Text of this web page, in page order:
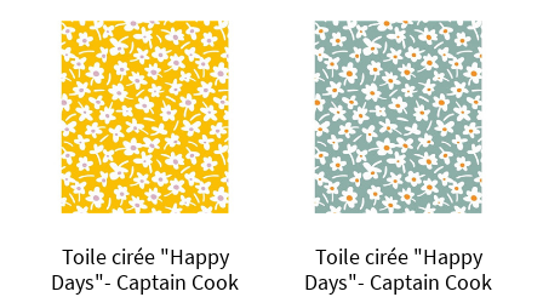
Toile cirée "Happy
Days"- Captain Cook
Toile cirée "Happy
Days"- Captain Cook